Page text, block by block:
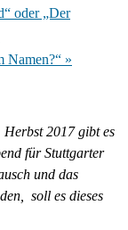
oder „Der
Namen?“ »
Herbst 2017 gibt es
für Stuttgarter
und das
soll es dieses